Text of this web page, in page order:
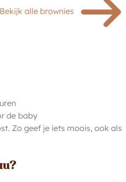
Bekijk alle brownies
de baby
Zo geef je iets moois, ook als